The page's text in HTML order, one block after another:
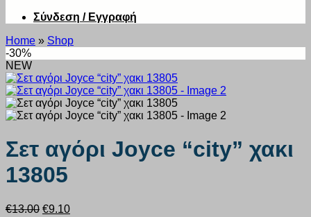
Σύνδεση / Εγγραφή
Home » Shop
-30%
NEW
Σετ αγόρι Joyce “city” χακι
13805
€13.00 Original
€9.10Η